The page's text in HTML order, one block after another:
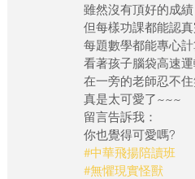
雖然沒有頂好的成績
但每樣功課都能認真
每題數學都能專心計
看著孩子腦袋高速運
在一旁的老師忍不住
真是太可愛了~~~
留言告訴我：
你也覺得可愛嗎?
#中華飛揚陪讀班
#無懼現實怪獸